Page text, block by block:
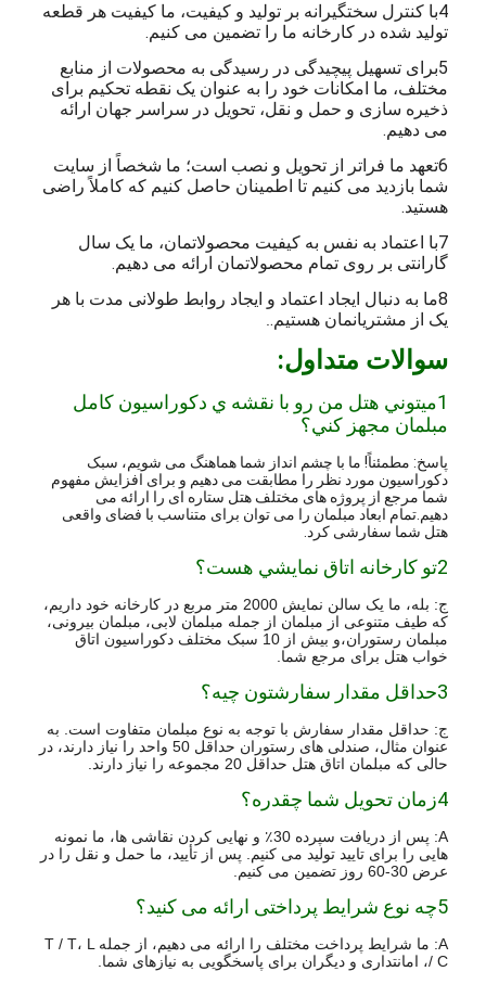
4با کنترل سختگیرانه بر تولید و کیفیت، ما کیفیت هر قطعه
تولید شده در کارخانه ما را تضمین می کنیم.
5برای تسهیل پیچیدگی در رسیدگی به محصولات از منابع
مختلف، ما امکانات خود را به عنوان یک نقطه تحکیم برای
ذخیره سازی و حمل و نقل، تحویل در سراسر جهان ارائه
می دهیم.
6تعهد ما فراتر از تحویل و نصب است؛ ما شخصاً از سایت
شما بازدید می کنیم تا اطمینان حاصل کنیم که کاملاً راضی
هستید.
7با اعتماد به نفس به کیفیت محصولاتمان، ما یک سال
گارانتی بر روی تمام محصولاتمان ارائه می دهیم.
8ما به دنبال ایجاد اعتماد و ایجاد روابط طولانی مدت با هر
یک از مشتریانمان هستیم..
سوالات متداول:
1ميتوني هتل من رو با نقشه ي دکوراسيون کامل
مبلمان مجهز کني؟
پاسخ: مطمئناً! ما با چشم انداز شما هماهنگ می شویم، سبک
دکوراسیون مورد نظر را مطابقت می دهیم و برای افزایش مفهوم
شما مرجع از پروژه های مختلف هتل ستاره ای را ارائه می
دهیم.تمام ابعاد مبلمان را می توان برای متناسب با فضای واقعی
هتل شما سفارشی کرد.
2تو کارخانه اتاق نمايشي هست؟
ج: بله، ما یک سالن نمایش 2000 متر مربع در کارخانه خود داریم،
که طیف متنوعی از مبلمان از جمله مبلمان لابی، مبلمان بیرونی،
مبلمان رستوران،و بیش از 10 سبک مختلف دکوراسیون اتاق
خواب هتل برای مرجع شما.
3حداقل مقدار سفارشتون چيه؟
ج: حداقل مقدار سفارش با توجه به نوع مبلمان متفاوت است. به
عنوان مثال، صندلی های رستوران حداقل 50 واحد را نیاز دارند، در
حالی که مبلمان اتاق هتل حداقل 20 مجموعه را نیاز دارند.
4زمان تحویل شما چقدره؟
A: پس از دریافت سپرده 30٪ و نهایی کردن نقاشی ها، ما نمونه
هایی را برای تایید تولید می کنیم. پس از تأیید، ما حمل و نقل را در
عرض 30-60 روز تضمین می کنیم.
5چه نوع شرایط پرداختی ارائه می کنید؟
A: ما شرایط پرداخت مختلف را ارائه می دهیم، از جمله T / T، L
/ C، امانتداری و دیگران برای پاسخگویی به نیازهای شما.